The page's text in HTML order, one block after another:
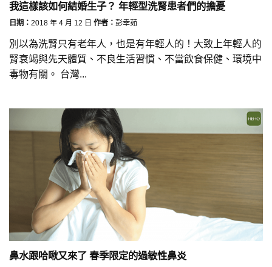
我這樣該如何結婚生子？ 年輕型洗腎患者們的擔憂
日期： 2018 年 4 月 12 日 作者： 彭幸茹
別以為洗腎只有老年人，也是有年輕人的！大致上年輕人的
腎衰竭與先天體質、不良生活習慣、不當飲食保健、環境中
毒物有關。 台灣...
鼻水跟哈啾又來了 春季限定的過敏性鼻炎